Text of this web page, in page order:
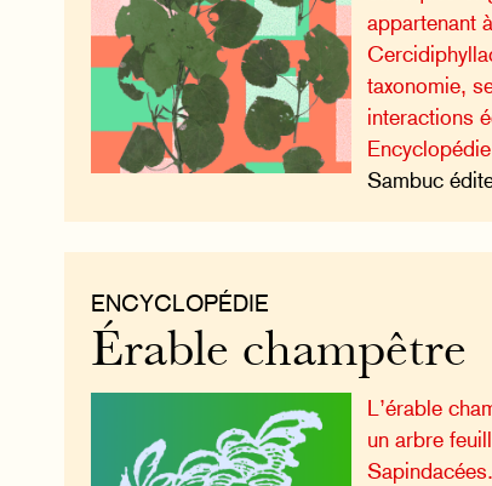
appartenant
taxonomie,
interactions
Encyclopédie
Sambuc
ENCYCLOPÉDIE
Érable champêtre
L’érable
un arbre